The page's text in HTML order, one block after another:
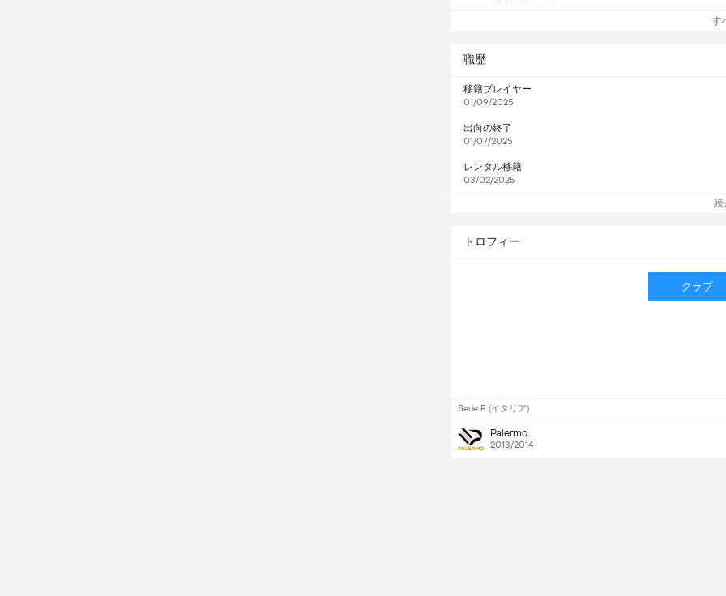
す
職歴
移籍プレイヤー
01/09/2025
出向の終了
01/07/2025
レンタル移籍
03/02/2025
続
トロフィー
クラブ
Serie B (イタリア)
Palermo
2013/2014